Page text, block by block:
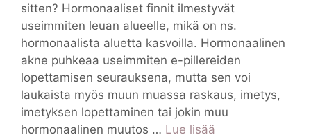
sitten? Hormonaaliset finnit ilmestyvät
useimmiten leuan alueelle, mikä on ns.
hormonaalista aluetta kasvoilla. Hormonaalinen
akne puhkeaa useimmiten e-pillereiden
lopettamisen seurauksena, mutta sen voi
laukaista myös muun muassa raskaus, imetys,
imetyksen lopettaminen tai jokin muu
hormonaalinen muutos … Lue lisää